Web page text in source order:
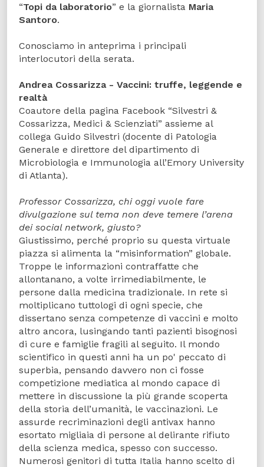
“Topi da laboratorio” e la giornalista Maria
Santoro.
Conosciamo in anteprima i principali
interlocutori della serata.
Andrea Cossarizza - Vaccini: truffe, leggende e
realtà
Coautore della pagina Facebook “Silvestri &
Cossarizza, Medici & Scienziati” assieme al
collega Guido Silvestri (docente di Patologia
Generale e direttore del dipartimento di
Microbiologia e Immunologia all’Emory University
di Atlanta).
Professor Cossarizza, chi oggi vuole fare
divulgazione sul tema non deve temere l’arena
dei social network, giusto?
Giustissimo, perché proprio su questa virtuale
piazza si alimenta la “misinformation” globale.
Troppe le informazioni contraffatte che
allontanano, a volte irrimediabilmente, le
persone dalla medicina tradizionale. In rete si
moltiplicano tuttologi di ogni specie, che
dissertano senza competenze di vaccini e molto
altro ancora, lusingando tanti pazienti bisognosi
di cure e famiglie fragili al seguito. Il mondo
scientifico in questi anni ha un po' peccato di
superbia, pensando davvero non ci fosse
competizione mediatica al mondo capace di
mettere in discussione la più grande scoperta
della storia dell’umanità, le vaccinazioni. Le
assurde recriminazioni degli antivax hanno
esortato migliaia di persone al delirante rifiuto
della scienza medica, spesso con successo.
Numerosi genitori di tutta Italia hanno scelto di